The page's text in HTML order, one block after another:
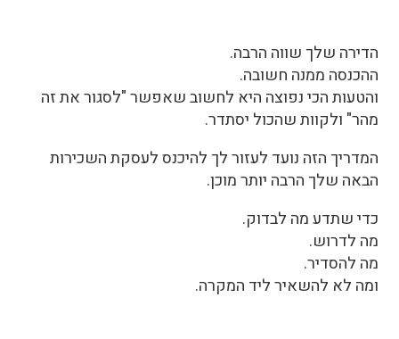
הדירה שלך שווה הרבה.
ההכנסה ממנה חשובה.
והטעות הכי נפוצה היא לחשוב שאפשר "לסגור את זה
מהר" ולקוות שהכול יסתדר.
המדריך הזה נועד לעזור לך להיכנס לעסקת השכירות
הבאה שלך הרבה יותר מוכן.
כדי שתדע מה לבדוק.
מה לדרוש.
מה להסדיר.
ומה לא להשאיר ליד המקרה.